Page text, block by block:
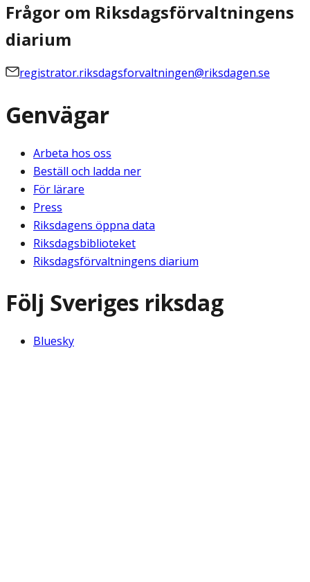
Frågor om Riksdagsförvaltningens
diarium
registrator.riksdagsforvaltningen@riksdagen.se
Genvägar
Arbeta hos oss
Beställ och ladda ner
För lärare
Press
Riksdagens öppna data
Riksdagsbiblioteket
Riksdagsförvaltningens diarium
Följ Sveriges riksdag
Bluesky